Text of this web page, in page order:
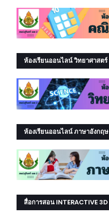
ห้องเรียนออนไลน์ วิทยาศาสตร์
ห้องเรียนออนไลน์ ภาษาอังกฤษ
สื่อการสอน INTERACTIVE 3D